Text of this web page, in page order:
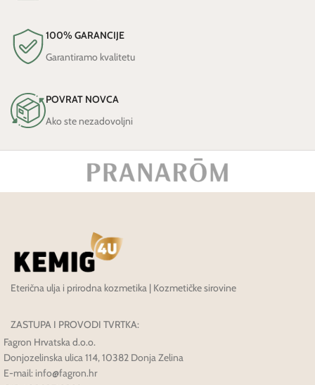
100% GARANCIJE
Garantiramo kvalitetu
POVRAT NOVCA
Ako ste nezadovoljni
Eterična ulja i prirodna kozmetika | Kozmetičke sirovine
ZASTUPA I PROVODI TVRTKA:
Fagron Hrvatska d.o.o.
Donjozelinska ulica 114, 10382 Donja Zelina
E-mail: info@fagron.hr